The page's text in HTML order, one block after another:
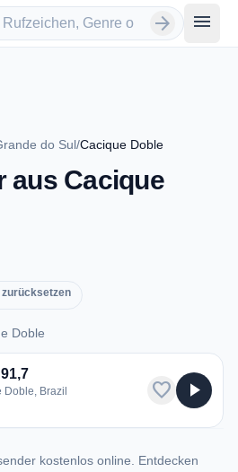
arrow_forward menu
do Sul/Cacique Doble
aus Cacique
Doble
Doble
Doble, Brazil
favorite play_arrow
kostenlos online. Entdecken